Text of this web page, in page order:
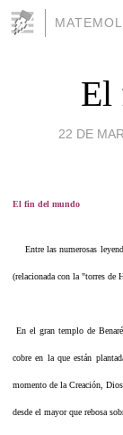
El
22 DE
El fin del mundo
Entre las numerosas
(relacionada con la "torres de
En el gran templo de
cobre en la que están
momento de la Creación,
desde el mayor que rebosa